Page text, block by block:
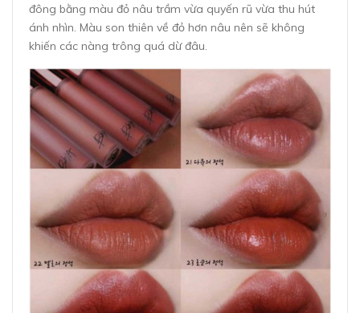
đông bằng màu đỏ nâu trầm vừa quyến rũ vừa thu hút
ánh nhìn. Màu son thiên về đỏ hơn nâu nên sẽ không
khiến các nàng trông quá dừ đâu.